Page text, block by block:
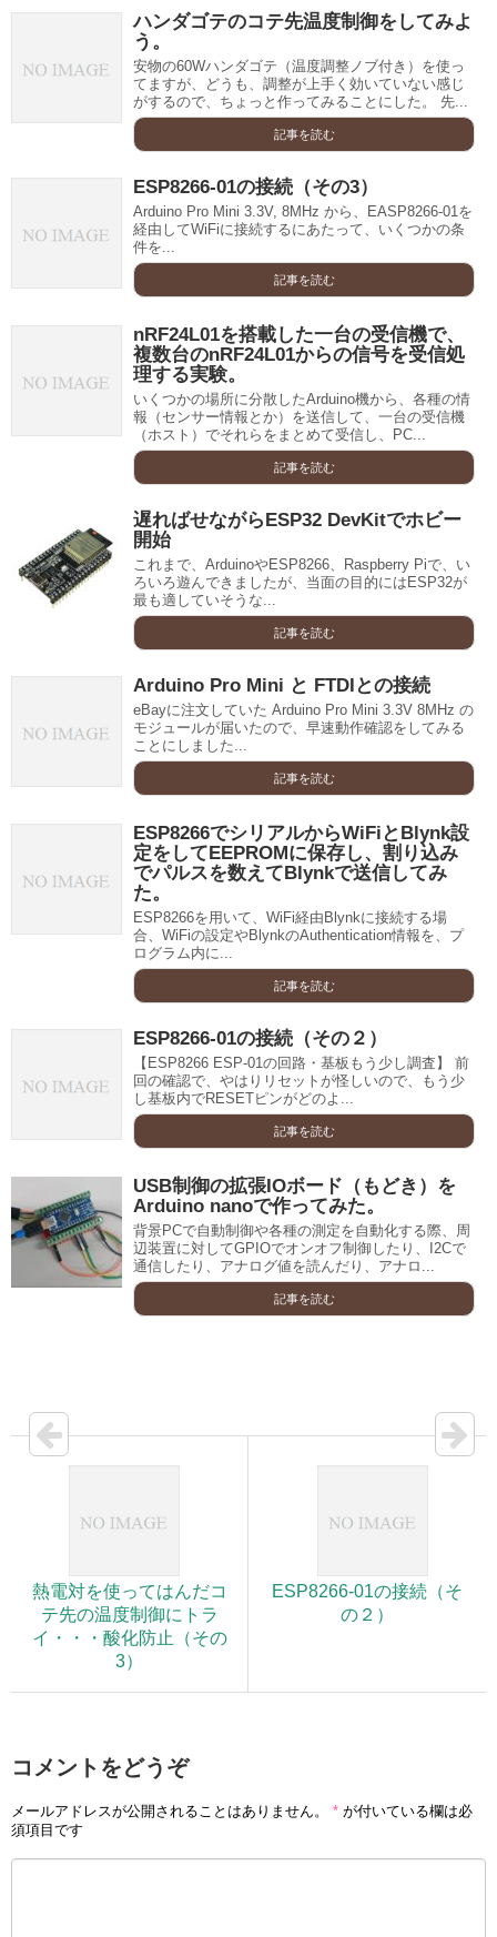
ハンダゴテのコテ先温度制御をしてみよ
う。
安物の60Wハンダゴテ（温度調整ノブ付き）を使っ
てますが、どうも、調整が上手く効いていない感じ
がするので、ちょっと作ってみることにした。 先...
記事を読む
ESP8266-01の接続（その3）
Arduino Pro Mini 3.3V, 8MHz から、EASP8266-01を
経由してWiFiに接続するにあたって、いくつかの条
件を...
記事を読む
nRF24L01を搭載した一台の受信機で、
複数台のnRF24L01からの信号を受信処
理する実験。
いくつかの場所に分散したArduino機から、各種の情
報（センサー情報とか）を送信して、一台の受信機
（ホスト）でそれらをまとめて受信し、PC...
記事を読む
遅ればせながらESP32 DevKitでホビー
開始
これまで、ArduinoやESP8266、Raspberry Piで、い
ろいろ遊んできましたが、当面の目的にはESP32が
最も適していそうな...
記事を読む
Arduino Pro Mini と FTDIとの接続
eBayに注文していた Arduino Pro Mini 3.3V 8MHz の
モジュールが届いたので、早速動作確認をしてみる
ことにしました...
記事を読む
ESP8266でシリアルからWiFiとBlynk設
定をしてEEPROMに保存し、割り込み
でパルスを数えてBlynkで送信してみ
た。
ESP8266を用いて、WiFi経由Blynkに接続する場
合、WiFiの設定やBlynkのAuthentication情報を、プ
ログラム内に...
記事を読む
ESP8266-01の接続（その２）
【ESP8266 ESP-01の回路・基板もう少し調査】 前
回の確認で、やはりリセットが怪しいので、もう少
し基板内でRESETピンがどのよ...
記事を読む
USB制御の拡張IOボード（もどき）を
Arduino nanoで作ってみた。
背景PCで自動制御や各種の測定を自動化する際、周
辺装置に対してGPIOでオンオフ制御したり、I2Cで
通信したり、アナログ値を読んだり、アナロ...
記事を読む
熱電対を使ってはんだコ
テ先の温度制御にトラ
イ・・・酸化防止（その
3）
ESP8266-01の接続（そ
の２）
コメントをどうぞ
メールアドレスが公開されることはありません。 * が付いている欄は必
須項目です